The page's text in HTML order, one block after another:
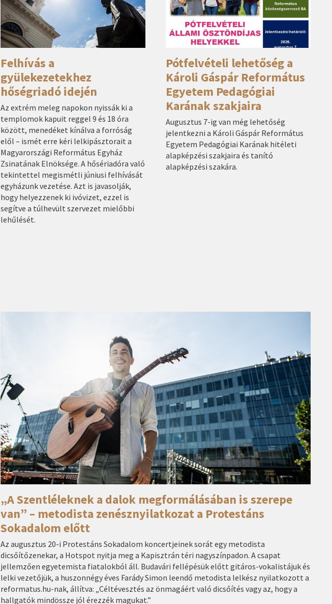
Felhívás a
gyülekezetekhez
hőségriadó idején
Az extrém meleg napokon nyissák ki a
templomok kapuit reggel 9 és 18 óra
között, menedéket kínálva a forróság
elől – ismét erre kéri lelkipásztorait a
Magyarországi Református Egyház
Zsinatának Elnöksége. A hősériadóra való
tekintettel megismétli júniusi felhívását
egyházunk vezetése. Azt is javasolják,
hogy helyezzenek ki ivóvizet, ezzel is
segítve a túlhevült szervezet mielőbbi
lehűlését.
Pótfelvételi lehetőség a
Károli Gáspár Református
Egyetem Pedagógiai
Karának szakjaira
Augusztus 7-ig van még lehetőség
jelentkezni a Károli Gáspár Református
Egyetem Pedagógiai Karának hitéleti
alapképzési szakjaira és tanító
alapképzési szakára.
„A Szentléleknek a dalok megformálásában is szerepe
van” – metodista zenésznyilatkozat a Protestáns
Sokadalom előtt
Az augusztus 20-i Protestáns Sokadalom koncertjeinek sorát egy metodista
dicsőítőzenekar, a Hotspot nyitja meg a Kapisztrán téri nagyszínpadon. A csapat
jellemzően egyetemista fiatalokból áll. Budavári fellépésük előtt gitáros-vokalistájuk és
lelki vezetőjük, a huszonnégy éves Farády Simon leendő metodista lelkész nyilatkozott a
reformatus.hu-nak, állítva: „Céltévesztés az önmagáért való dicsőítés vagy az, hogy a
hallgatók mindössze jól érezzék magukat.”